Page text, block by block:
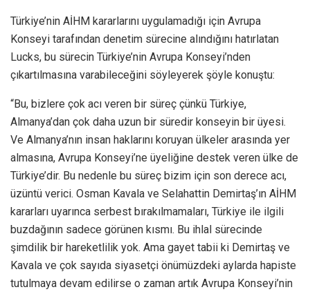
Türkiye’nin AİHM kararlarını uygulamadığı için Avrupa
Konseyi tarafından denetim sürecine alındığını hatırlatan
Lucks, bu sürecin Türkiye’nin Avrupa Konseyi’nden
çıkartılmasına varabileceğini söyleyerek şöyle konuştu:
“Bu, bizlere çok acı veren bir süreç çünkü Türkiye,
Almanya’dan çok daha uzun bir süredir konseyin bir üyesi.
Ve Almanya’nın insan haklarını koruyan ülkeler arasında yer
almasına, Avrupa Konseyi’ne üyeliğine destek veren ülke de
Türkiye’dir. Bu nedenle bu süreç bizim için son derece acı,
üzüntü verici. Osman Kavala ve Selahattin Demirtaş’ın AİHM
kararları uyarınca serbest bırakılmamaları, Türkiye ile ilgili
buzdağının sadece görünen kısmı. Bu ihlal sürecinde
şimdilik bir hareketlilik yok. Ama gayet tabii ki Demirtaş ve
Kavala ve çok sayıda siyasetçi önümüzdeki aylarda hapiste
tutulmaya devam edilirse o zaman artık Avrupa Konseyi’nin